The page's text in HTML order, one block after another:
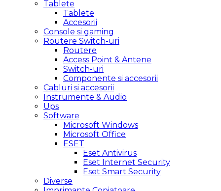
Tablete
Tablete
Accesorii
Console si gaming
Routere Switch-uri
Routere
Access Point & Antene
Switch-uri
Componente si accesorii
Cabluri si accesorii
Instrumente & Audio
Ups
Software
Microsoft Windows
Microsoft Office
ESET
Eset Antivirus
Eset Internet Security
Eset Smart Security
Diverse